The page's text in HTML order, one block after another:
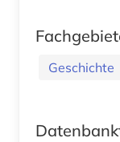
Geschichte